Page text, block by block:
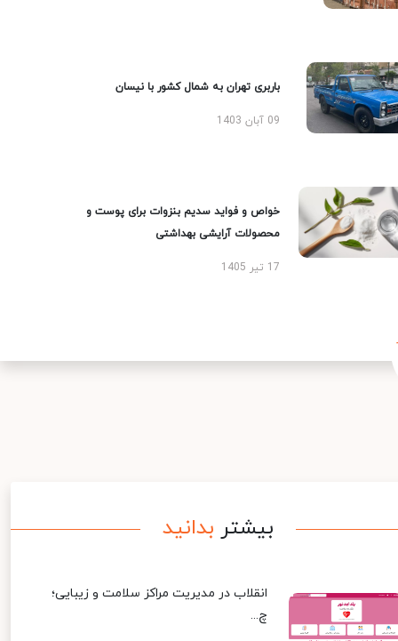
باربری تهران به شمال کشور با نیسان
09 آبان 1403
خواص و فواید سدیم بنزوات برای پوست و
محصولات آرایشی بهداشتی
17 تیر 1405
بیشتر بدانید
انقلاب در مدیریت مراکز سلامت و زیبایی؛
چ...